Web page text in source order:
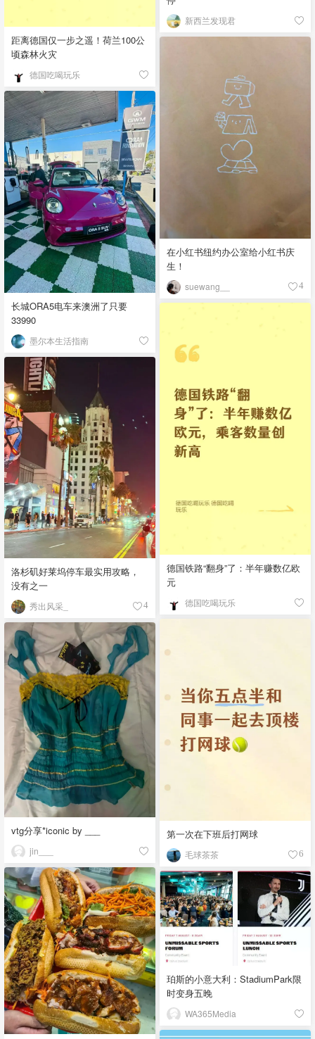
新西兰发现君
距离德国仅一步之遥！荷兰100公
顷森林火灾
德国吃喝玩乐
在小红书纽约办公室给小红书庆
生！
suewang__ 4
长城ORA5电车来澳洲了只要
33990
墨尔本生活指南
德国铁路“翻身”了：半年赚数亿欧
元
德国吃喝玩乐
洛杉矶好莱坞停车最实用攻略，
没有之一
秀出风采_ 4
第一次在下班后打网球
毛球茶茶 6
vtg分享*iconic by ___
jin___
珀斯的小意大利：StadiumPark限
时变身五晚
WA365Media